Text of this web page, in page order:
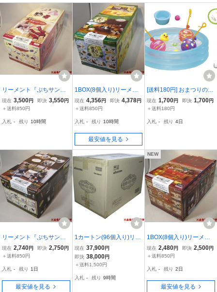
リーメント『ぷちサンプ
ルシリーズ 薔薇の国の
宮殿 ～Rose'n Palace
新品未開封★
現在 3,500円 即決 3,550円
＋送料850円
入札 - 残り 10時間
1BOX(8個入り)リーメン
ト『大正 くらしの道具
たち』★新品未開封★
現在 4,356円 即決 4,378円
＋送料850円
入札 - 残り 10時間
最安値を見る
[送料180円] おまつりの思
い出 夏の夜市 「②あっ、
また失敗しちゃった」 リ
現在 1,700円 即決 1,700円
＋送料180円
入札 - 残り 4日
リーメント『ぷちサンプ
ルシリーズ DOBER'S B
ARBER SHOP』8種完全
★
現在 2,740円 即決 2,750円
＋送料850円
入札 - 残り 1日
最安値を見る
1カートン(96個入り)リー
メント『ぷちサンプルシ
リーズ 薔薇の国の宮殿
～Rose'n Palace～』★新
現在 37,900円
即決 38,000円
＋送料1,500円
入札 - 残り 9時間
NEW
1BOX(8個入り)リーメン
ト『勇者様御用達！よろ
ず屋商店』★新品未開封
現在 2,480円 即決 2,500円
＋送料850円
入札 - 残り 2日
最安値を見る